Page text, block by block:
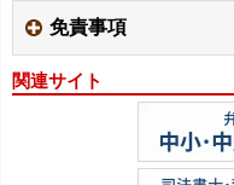
免責事項
関連サイト